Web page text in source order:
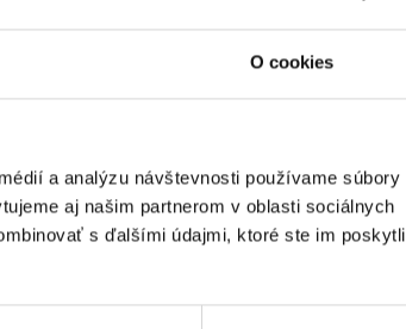
O cookies
a analýzu návštevnosti používame súbory
aj našim partnerom v oblasti sociálnych
s ďalšími údajmi, ktoré ste im poskytli